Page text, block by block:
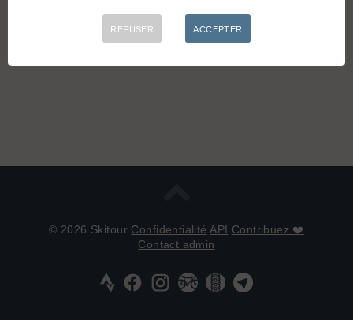
© 2026 Skitour Confidentialité API Contribuez ❤️
Contact admin
REFUSER ACCEPTER